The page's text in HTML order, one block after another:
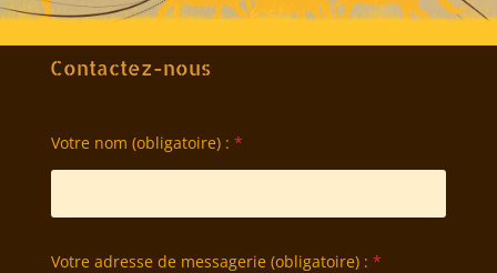
Contactez-nous
Votre nom (obligatoire) : *
Votre adresse de messagerie (obligatoire) : *